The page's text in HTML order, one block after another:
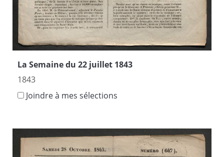
La Semaine du 22 juillet 1843
1843
Joindre à mes sélections